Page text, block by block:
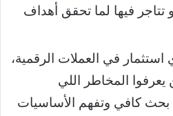
تتاجر فيها لما تحقق أهداف
في العملات الرقمية،
المخاطر اللي
بحث كافي وتفهم الأساسيات